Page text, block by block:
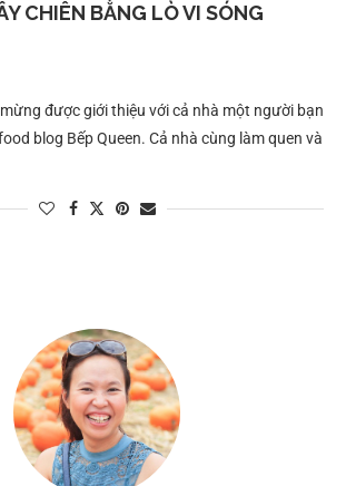
CHIÊN BẰNG LÒ VI SÓNG
được giới thiệu với cả nhà một người bạn
blog Bếp Queen. Cả nhà cùng làm quen và